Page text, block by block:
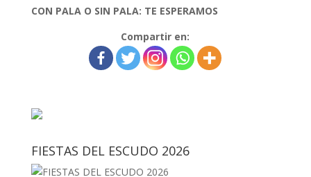
CON PALA O SIN PALA: TE ESPERAMOS
Compartir en:
FIESTAS DEL ESCUDO 2026